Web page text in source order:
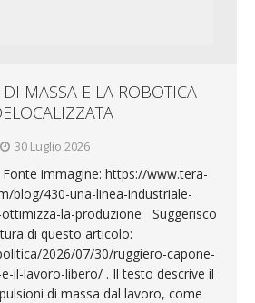
MASSA E LA ROBOTICA
30 Luglio 2026
immagine: https://www.tera-
blog/430-una-linea-industriale-
la-produzione Suggerisco
di questo articolo:
2026/07/30/ruggiero-capone-
il-lavoro-libero/ . Il testo descrive il
di massa dal lavoro, come